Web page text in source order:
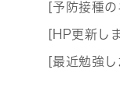
[予防接種
[HP更新し
[最近勉強